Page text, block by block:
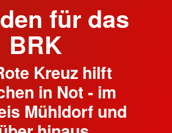
für das
BRK
Kreuz hilft
in Not - im
Mühldorf und